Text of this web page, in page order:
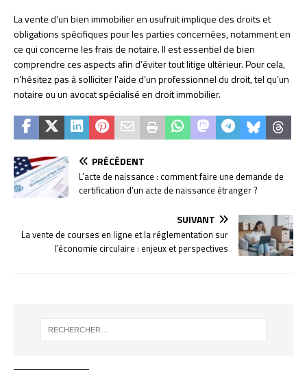
La vente d’un bien immobilier en usufruit implique des droits et
obligations spécifiques pour les parties concernées, notamment en
ce qui concerne les frais de notaire. Il est essentiel de bien
comprendre ces aspects afin d’éviter tout litige ultérieur. Pour cela,
n’hésitez pas à solliciter l’aide d’un professionnel du droit, tel qu’un
notaire ou un avocat spécialisé en droit immobilier.
PRÉCÉDENT
L’acte de naissance : comment faire une demande de
certification d’un acte de naissance étranger ?
SUIVANT
La vente de courses en ligne et la réglementation sur
l’économie circulaire : enjeux et perspectives